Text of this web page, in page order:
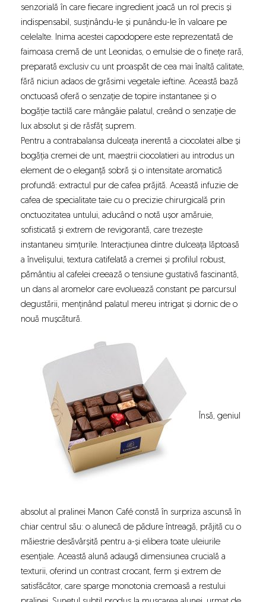
senzorială în care fiecare ingredient joacă un rol precis și
indispensabil, susținându-le și punându-le în valoare pe
celelalte. Inima acestei capodopere este reprezentată de
faimoasa cremă de unt Leonidas, o emulsie de o finețe rară,
preparată exclusiv cu unt proaspăt de cea mai înaltă calitate,
fără niciun adaos de grăsimi vegetale ieftine. Această bază
onctuoasă oferă o senzație de topire instantanee și o
bogăție tactilă care mângâie palatul, creând o senzație de
lux absolut și de răsfăț suprem.
Pentru a contrabalansa dulceața inerentă a ciocolatei albe și
bogăția cremei de unt, maeștrii ciocolatieri au introdus un
element de o eleganță sobră și o intensitate aromatică
profundă: extractul pur de cafea prăjită. Această infuzie de
cafea de specialitate taie cu o precizie chirurgicală prin
onctuozitatea untului, aducând o notă ușor amăruie,
sofisticată și extrem de revigorantă, care trezește
instantaneu simțurile. Interacțiunea dintre dulceața lăptoasă
a învelișului, textura catifelată a cremei și profilul robust,
pământiu al cafelei creează o tensiune gustativă fascinantă,
un dans al aromelor care evoluează constant pe parcursul
degustării, menținând palatul mereu intrigat și dornic de o
nouă mușcătură.
Însă, geniul
absolut al pralinei Manon Café constă în surpriza ascunsă în
chiar centrul său: o alunecă de pădure întreagă, prăjită cu o
măiestrie desăvârșită pentru a-și elibera toate uleiurile
esențiale. Această alună adaugă dimensiunea crucială a
texturii, oferind un contrast crocant, ferm și extrem de
satisfăcător, care sparge monotonia cremoasă a restului